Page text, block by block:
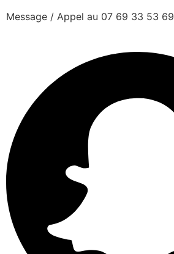
Message / Appel au 07 69 33 53 69